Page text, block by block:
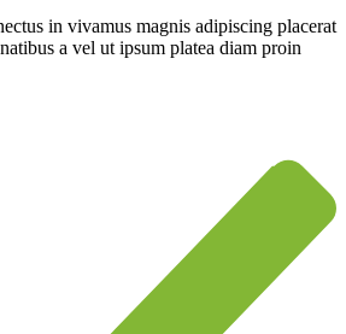
in vivamus magnis adipiscing placerat
a vel ut ipsum platea diam proin